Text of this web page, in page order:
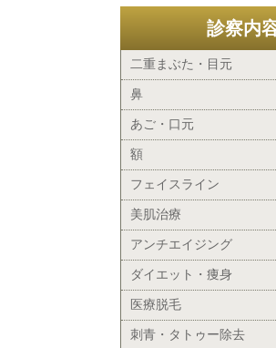
診察内
二重まぶた・目元
鼻
あご・口元
額
フェイスライン
美肌治療
アンチエイジング
ダイエット・痩身
医療脱毛
刺青・タトゥー除去